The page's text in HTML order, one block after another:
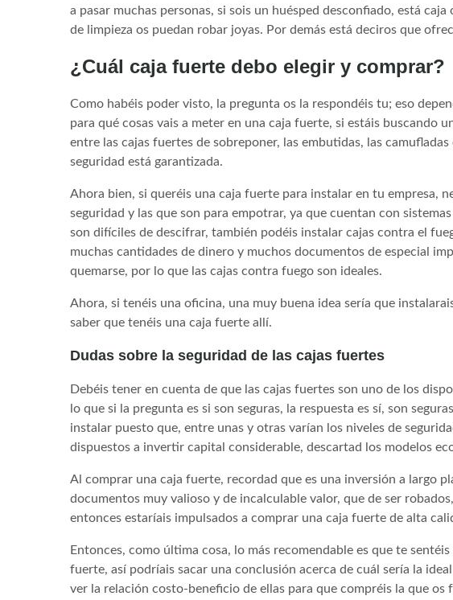
a pasar muchas personas, si sois un huésped desconfiado, está
de limpieza os puedan robar joyas. Por demás está deciros que
¿Cuál caja fuerte debo elegir y comprar?
Como habéis poder visto, la pregunta os la respondéis tu; eso
para qué cosas vais a meter en una caja fuerte, si estáis buscando
entre las cajas fuertes de sobreponer, las embutidas, las
seguridad está garantizada.
Ahora bien, si queréis una caja fuerte para instalar en tu empresa,
seguridad y las que son para empotrar, ya que cuentan con
son difíciles de descifrar, también podéis instalar cajas contra el
muchas cantidades de dinero y muchos documentos de especial
quemarse, por lo que las cajas contra fuego son ideales.
Ahora, si tenéis una oficina, una muy buena idea sería que
saber que tenéis una caja fuerte allí.
Dudas sobre la seguridad de las cajas fuertes
Debéis tener en cuenta de que las cajas fuertes son uno de los
lo que si la pregunta es si son seguras, la respuesta es sí, son
instalar puesto que, entre unas y otras varían los niveles de
dispuestos a invertir capital considerable, descartad los modelos
Al comprar una caja fuerte, recordad que es una inversión a largo
documentos muy valioso y de incalculable valor, que de ser
entonces estaríais impulsados a comprar una caja fuerte de alta
Entonces, como última cosa, lo más recomendable es que te
fuerte, así podríais sacar una conclusión acerca de cuál sería la
ver la relación costo-beneficio de ellas para que compréis la que os